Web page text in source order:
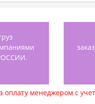
оплату менеджером с